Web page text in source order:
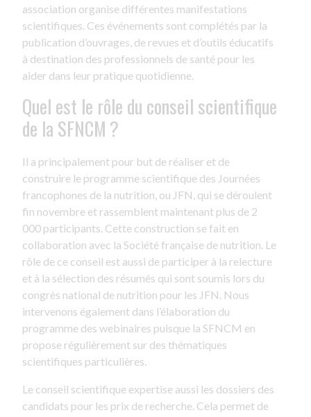
association organise différentes manifestations
scientifiques. Ces événements sont complétés par la
publication d’ouvrages, de revues et d’outils éducatifs
à destination des professionnels de santé pour les
aider dans leur pratique quotidienne.
Quel est le rôle du conseil scientifique
de la SFNCM ?
Il a principalement pour but de réaliser et de
construire le programme scientifique des Journées
francophones de la nutrition, ou JFN, qui se déroulent
fin novembre et rassemblent maintenant plus de 2
000 participants. Cette construction se fait en
collaboration avec la Société française de nutrition. Le
rôle de ce conseil est aussi de participer à la relecture
et à la sélection des résumés qui sont soumis lors du
congrès national de nutrition pour les JFN. Nous
intervenons également dans l’élaboration du
programme des webinaires puisque la SFNCM en
propose régulièrement sur des thématiques
scientifiques particulières.
Le conseil scientifique expertise aussi les dossiers des
candidats pour les prix de recherche. Cela permet de